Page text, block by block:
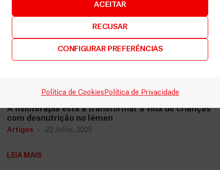
ACEITAR
RECUSAR
CONFIGURAR PREFERÊNCIAS
Política de Cookies Política de Privacidade
A fisioterapia está a transformar a vida de crianças
com desnutrição no Iémen
Artigos 22 Julho, 2025
LEIA MAIS